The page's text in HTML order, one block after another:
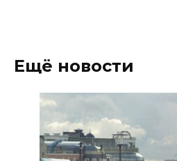
Ещё новости